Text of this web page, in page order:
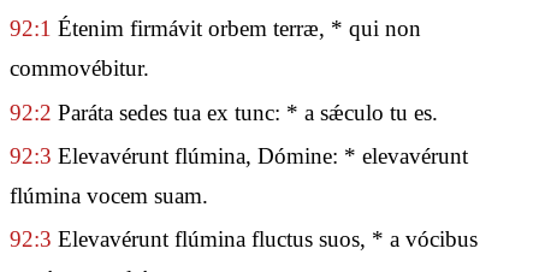
92:1 Étenim firmávit orbem terræ, * qui non
commovébitur.
92:2 Paráta sedes tua ex tunc: * a sǽculo tu es.
92:3 Elevavérunt flúmina, Dómine: * elevavérunt
flúmina vocem suam.
92:3 Elevavérunt flúmina fluctus suos, * a vócibus